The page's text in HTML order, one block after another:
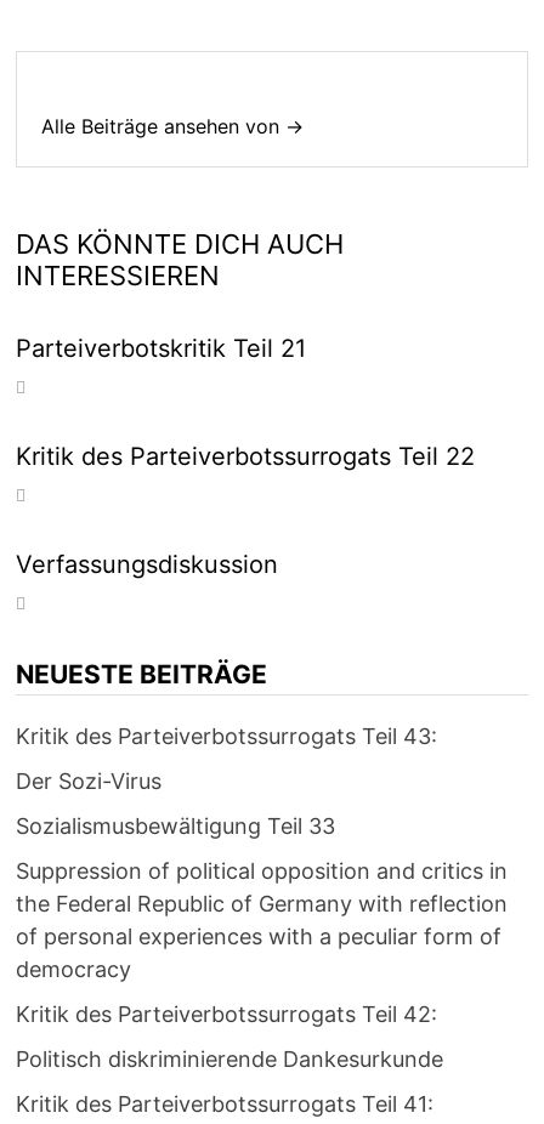
Alle Beiträge ansehen von →
DAS KÖNNTE DICH AUCH
INTERESSIEREN
Parteiverbotskritik Teil 21
Kritik des Parteiverbotssurrogats Teil 22
Verfassungsdiskussion
NEUESTE BEITRÄGE
Kritik des Parteiverbotssurrogats Teil 43:
Der Sozi-Virus
Sozialismusbewältigung Teil 33
Suppression of political opposition and critics in
the Federal Republic of Germany with reflection
of personal experiences with a peculiar form of
democracy
Kritik des Parteiverbotssurrogats Teil 42:
Politisch diskriminierende Dankesurkunde
Kritik des Parteiverbotssurrogats Teil 41: